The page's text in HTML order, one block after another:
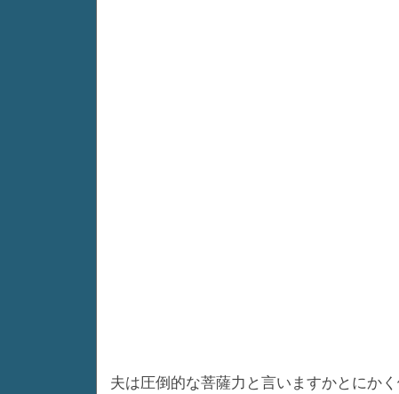
夫は圧倒的な菩薩力と言いますかとにか